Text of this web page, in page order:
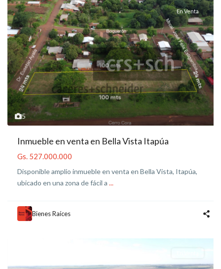
5
En Venta
Inmueble en venta en Bella Vista Itapúa
Gs. 527.000.000
Disponible amplio inmueble en venta en Bella Vista, Itapúa,
ubicado en una zona de fácil a ...
Bienes Raíces